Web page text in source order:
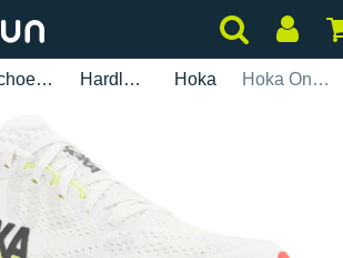
Schoenen Hardlopen Hoka Hoka One One Rincon 4